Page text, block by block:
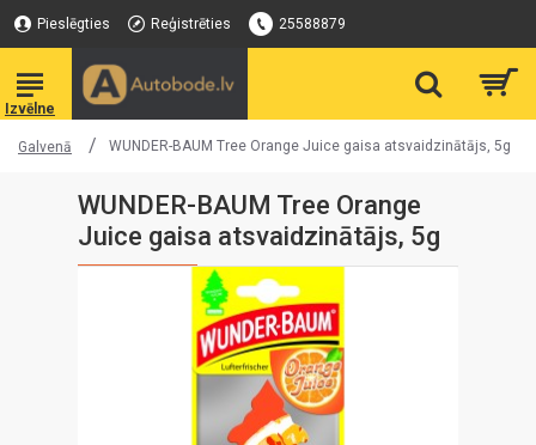
Pieslēgties Reģistrēties 25588879
Galvenā WUNDER-BAUM Tree Orange Juice gaisa atsvaidzinātājs, 5g
WUNDER-BAUM Tree Orange
Juice gaisa atsvaidzinātājs, 5g